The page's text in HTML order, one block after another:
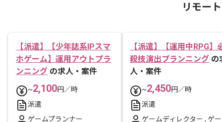
リモー
【派遣】【少年誌系IPスマ
ホゲーム】運用アウトプラ
ンニング の求人・案件
~2,100円／時
派遣
ゲームプランナー
【派遣】【運用中RPG】
殺技演出プランニング の
人・案件
~2,450円／時
派遣
ゲームディレクター , ゲー